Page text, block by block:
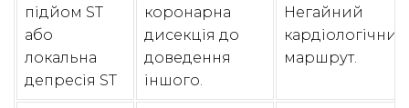
підйом ST
або
локальна
депресія ST
коронарна
дисекція до
доведення
іншого.
Негайний
кардіологічний
маршрут.